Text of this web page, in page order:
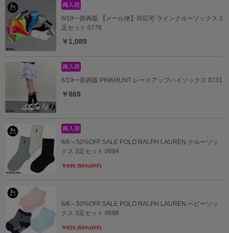
6/19一部再販 【メール便】対応可 ラインクルーソックス 3
足セット 0778
￥1,089
6/19一部再販 PINKHUNT レースアップハイソックス 0731
￥869
8/6～50%OFF SALE POLO RALPH LAUREN クルーソッ
クス 3足セット 0684
￥990 (50%OFF)
8/6～50%OFF SALE POLO RALPH LAUREN ベビーソッ
クス 3足セット 0688
￥825 (50%OFF)